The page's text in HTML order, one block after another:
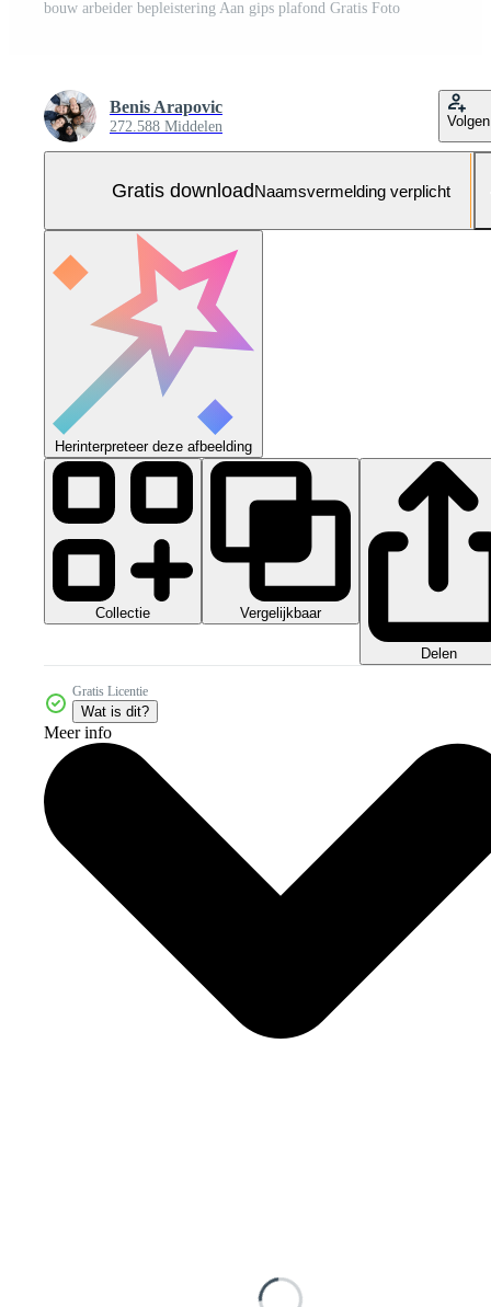
bouw arbeider bepleistering Aan gips plafond Gratis Foto
Benis Arapovic
272.588 Middelen Volgen
Gratis downloadNaamsvermelding verplicht
Herinterpreteer deze afbeelding
Collectie Vergelijkbaar
Delen
Gratis Licentie
Wat is dit?
Meer info